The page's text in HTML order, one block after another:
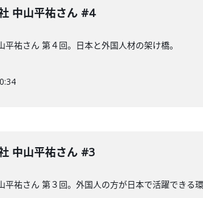
中山平祐さん #4
祐さん 第４回。日本と外国人材の架け橋。
中山平祐さん #3
祐さん 第３回。外国人の方が日本で活躍できる環